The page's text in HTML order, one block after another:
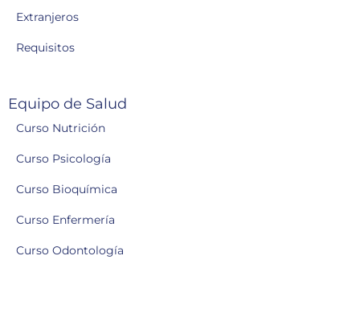
Extranjeros
Requisitos
Equipo de Salud
Curso Nutrición
Curso Psicología
Curso Bioquímica
Curso Enfermería
Curso Odontología